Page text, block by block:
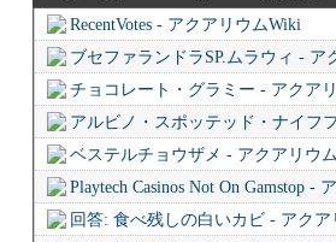
RecentVotes - アクアリウムWiki
ブセファランドラSP.ムラウィ - ア
チョコレート・グラミー - アクア
アルビノ・スポッテッド・ナイフ
ベステルチョウザメ - アクアリウ
Playtech Casinos Not On Gamstop -
回答: 食べ残しの白いカビ - アク